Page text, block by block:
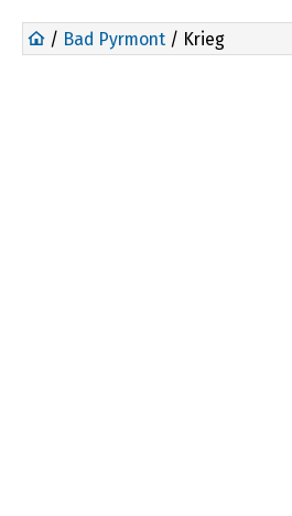
/ Bad Pyrmont / Krieg